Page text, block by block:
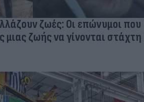
ζωές: Οι επώνυμοι που
μιας ζωής να γίνονται στάχτη